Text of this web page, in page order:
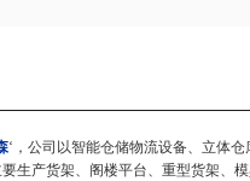
‘，公司以智能仓储物流设备、立体
生产货架、阁楼平台、重型货架、